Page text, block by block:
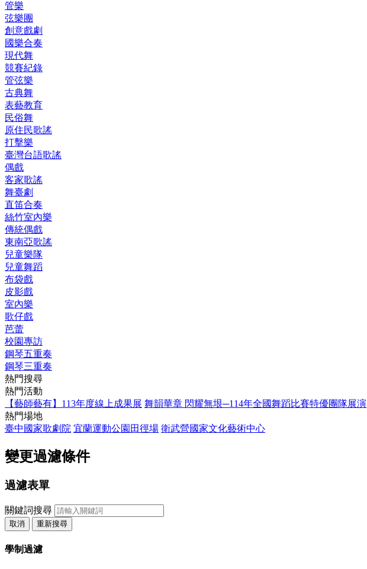
管樂
弦樂團
創意戲劇
國樂合奏
現代舞
競賽紀錄
管弦樂
古典舞
表藝教育
民俗舞
原住民歌謠
打擊樂
臺灣台語歌謠
偶戲
客家歌謠
舞臺劇
直笛合奏
絲竹室內樂
傳統偶戲
東南亞歌謠
兒童樂隊
兒童舞蹈
布袋戲
皮影戲
室內樂
歌仔戲
芭蕾
校園專訪
鋼琴五重奏
鋼琴三重奏
熱門搜尋
熱門活動
【藝師藝有】113年度線上成果展 舞韻華章 閃耀無垠─114年全國舞蹈比賽特優團隊展演
熱門場地
臺中國家歌劇院 宜蘭運動公園田徑場 衛武營國家文化藝術中心
變更過濾條件
過濾表單
關鍵詞搜尋
取消 重新搜尋
學制過濾